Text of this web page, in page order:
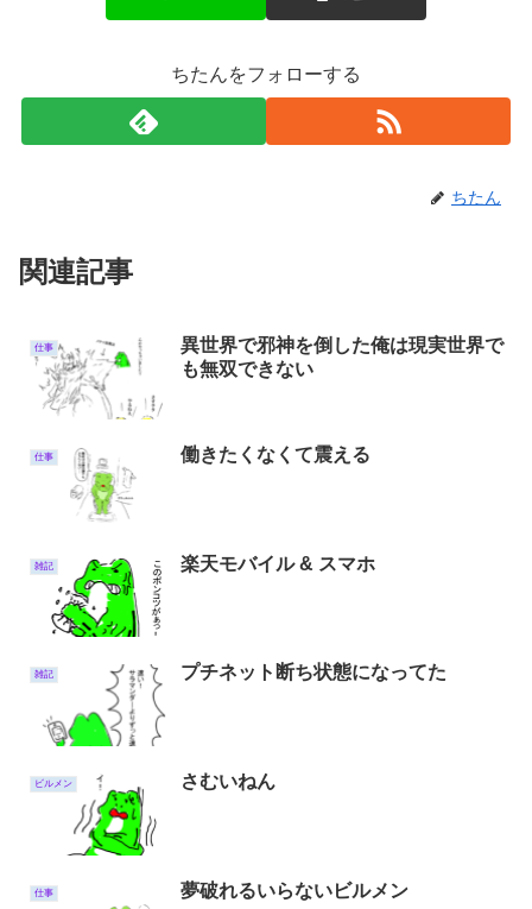
ちたんをフォローする
ちたん
関連記事
仕事
異世界で邪神を倒した俺は現実世界で
も無双できない
仕事 働きたくなくて震える
雑記 楽天モバイル & スマホ
雑記 プチネット断ち状態になってた
ビルメン さむいねん
仕事 夢破れるいらないビルメン